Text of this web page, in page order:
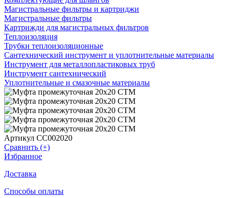
Магистральные фильтры и картриджи
Магистральные фильтры
Картрижди для магистральных фильтров
Теплоизоляция
Трубки теплоизоляционные
Сантехнический инструмент и уплотнительные материалы
Инструмент для металлопластиковых труб
Инструмент сантехнический
Уплотнительные и смазочные материалы
Артикул CC002020
Сравнить (+)
Избранное
Доставка
Способы оплаты